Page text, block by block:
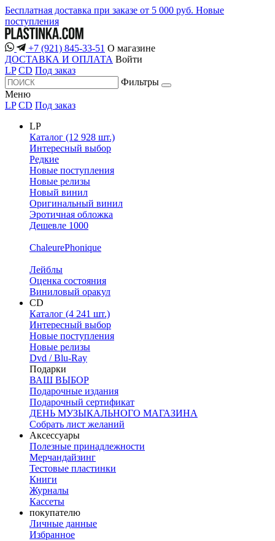
Бесплатная доставка при заказе от 5 000 руб. Новые
поступления
+7 (921) 845-33-51 О магазине
ДОСТАВКА И ОПЛАТА Войти
LP CD Под заказ
Фильтры
Меню
LP CD Под заказ
LP
Каталог (12 928 шт.)
Интересный выбор
Редкие
Новые поступления
Новые релизы
Новый винил
Оригинальный винил
Эротичная обложка
Дешевле 1000
ChaleurePhonique
Лейблы
Оценка состояния
Виниловый оракул
CD
Каталог (4 241 шт.)
Интересный выбор
Новые поступления
Новые релизы
Dvd / Blu-Ray
Подарки
ВАШ ВЫБОР
Подарочные издания
Подарочный сертификат
ДЕНЬ МУЗЫКАЛЬНОГО МАГАЗИНА
Собрать лист желаний
Аксессуары
Полезные принадлежности
Мерчандайзинг
Тестовые пластинки
Книги
Журналы
Кассеты
покупателю
Личные данные
Избранное